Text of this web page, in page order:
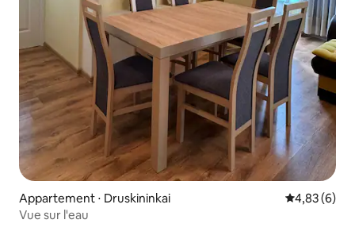
Appartement ⋅ Druskininkai Évaluation
4,83 (6)
Vue sur l'eau